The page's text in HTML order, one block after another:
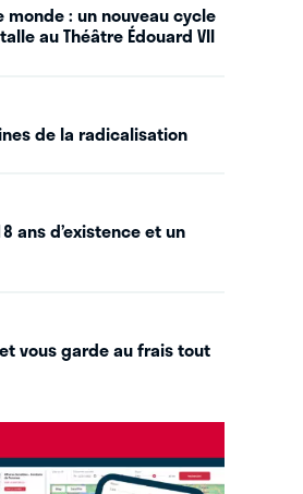
: un nouveau cycle
au Théâtre Édouard VII
de la radicalisation
ans d’existence et un
vous garde au frais tout